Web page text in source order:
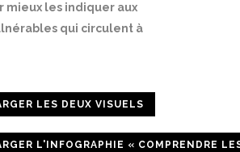
mieux les indiquer aux
qui circulent à
LES DEUX VISUELS
L'INFOGRAPHIE « COMPRENDRE